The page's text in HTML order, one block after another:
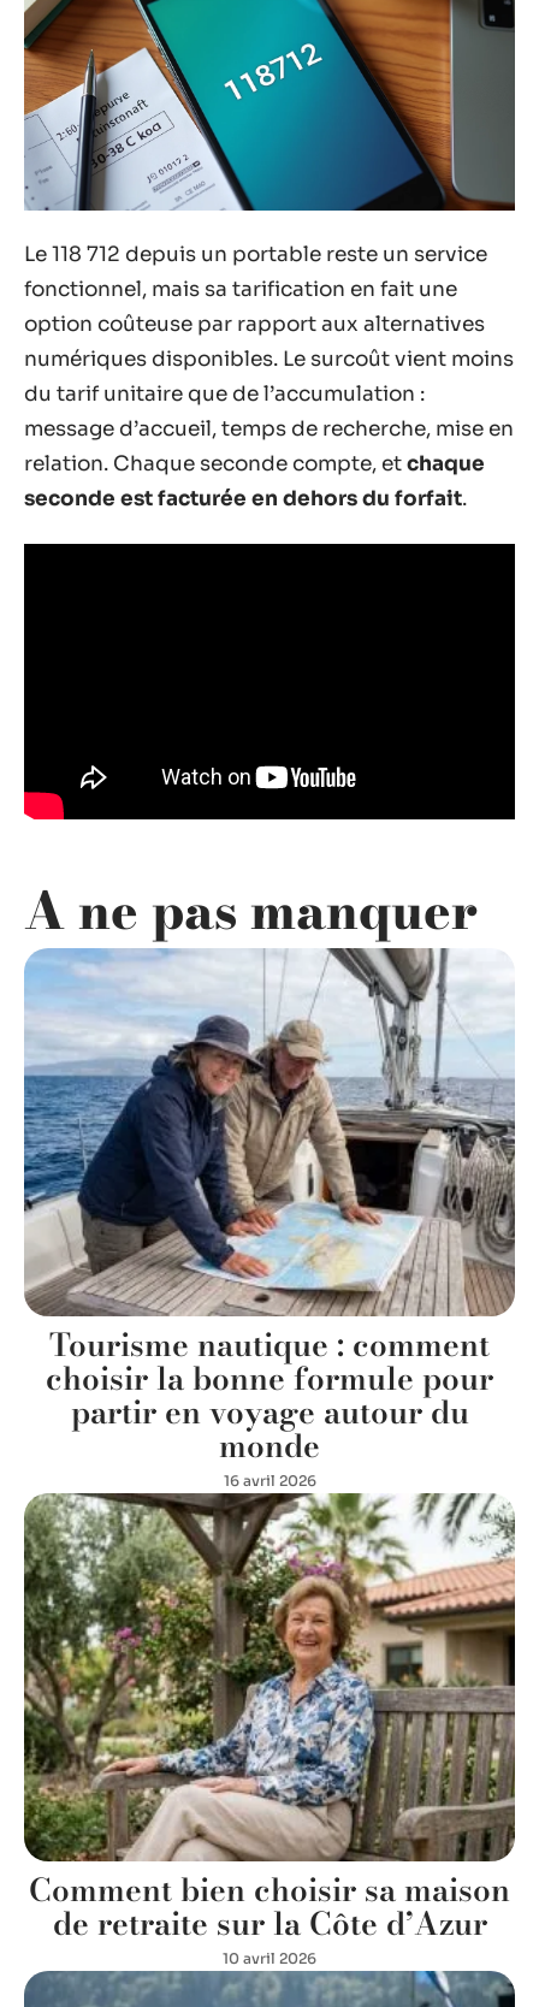
Le 118 712 depuis un portable reste un service
fonctionnel, mais sa tarification en fait une
option coûteuse par rapport aux alternatives
numériques disponibles. Le surcoût vient moins
du tarif unitaire que de l’accumulation :
message d’accueil, temps de recherche, mise en
relation. Chaque seconde compte, etchaque
seconde est facturée en dehors du forfait.
A ne pas manquer
Tourisme nautique : comment
choisir la bonne formule pour
partir en voyage autour du
monde
16 avril 2026
Comment bien choisir sa maison
de retraite sur la Côte d’Azur
10 avril 2026